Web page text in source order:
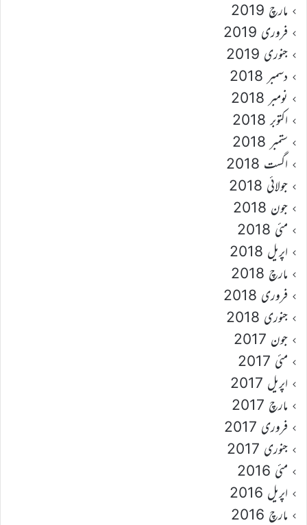
مارچ 2019
فروری 2019
جنوری 2019
دسمبر 2018
نومبر 2018
اکتوبر 2018
ستمبر 2018
اگست 2018
جولائی 2018
جون 2018
مئی 2018
اپریل 2018
مارچ 2018
فروری 2018
جنوری 2018
جون 2017
مئی 2017
اپریل 2017
مارچ 2017
فروری 2017
جنوری 2017
مئی 2016
اپریل 2016
مارچ 2016